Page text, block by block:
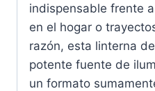
indispensable frente
en el hogar o
razón, esta linterna
potente fuente de
un formato